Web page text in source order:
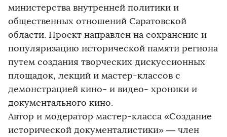
министерства внутренней политики и
общественных отношений Саратовской
области. Проект направлен на сохранение и
популяризацию исторической памяти региона
путем создания творческих дискуссионных
площадок, лекций и мастер-классов с
демонстрацией кино- и видео- хроники и
документального кино.
Автор и модератор мастер-класса «Создание
исторической документалистики» — член